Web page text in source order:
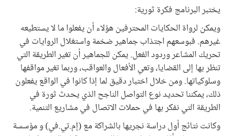
يختبر البرنامج فكرة ثورية:
ويمكن لرواة الحكايات المحترفين هؤلاء أن يفعلوا ما لا يستطيعه
غيرهم. فبوسعهم اجتذاب جماهير ضخمة واستغلال الروايات في
تحريك المشاعر وردود الفعل. يمكن للجماهير أن تغير الطريقة التي
تنظر بها إلى القضايا، وتعي الأفعال والعواقب، وربما تغير مواقفها
وسلوكياتها. ومن خلال اختبار دقيق لما إذا كانوا في الواقع يفعلون
ذلك، يمكننا تحديد نوع التواصل الناجح الذي يحدث ثورة في
الطريقة التي نفكر بها في حملات الاتصال في مشاريع التنمية.
وكانت نتائج أول دراسة نجريها بالشراكة مع (إم.تي.في) و مؤسسة